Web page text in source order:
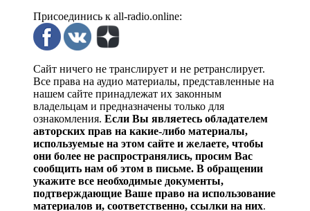
Присоединись к all-radio.online:
Сайт ничего не транслирует и не ретранслирует.
Все права на аудио материалы, представленные на
нашем сайте принадлежат их законным
владельцам и предназначены только для
ознакомления. Если Вы являетесь обладателем
авторских прав на какие-либо материалы,
используемые на этом сайте и желаете, чтобы
они более не распространялись, просим Вас
сообщить нам об этом в письме. В обращении
укажите все необходимые документы,
подтверждающие Ваше право на использование
материалов и, соответственно, ссылки на них.